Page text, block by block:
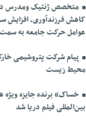
متخصص ژنتیک ومدرس
کاهش فرزندآوری، افزایش
عوامل حرکت جامعه به
پیام شرکت پتروشیمی
محیط زیست
خساک» برنده جایزه ویژه
بین‌المللی فیلم دریا شد